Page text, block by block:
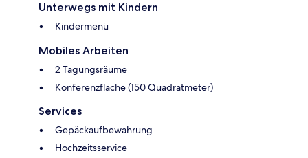
Unterwegs mit Kindern
Kindermenü
Mobiles Arbeiten
2 Tagungsräume
Konferenzfläche (150 Quadratmeter)
Services
Gepäckaufbewahrung
Hochzeitsservice